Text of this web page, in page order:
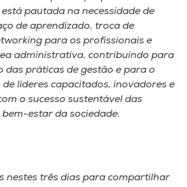
pautada na necessidade de
de aprendizado, troca de
para os profissionais e
administrativa, contribuindo para
das práticas de gestão e para o
líderes capacitados, inovadores e
o sucesso sustentável das
estar da sociedade.
nestes três dias para compartilhar